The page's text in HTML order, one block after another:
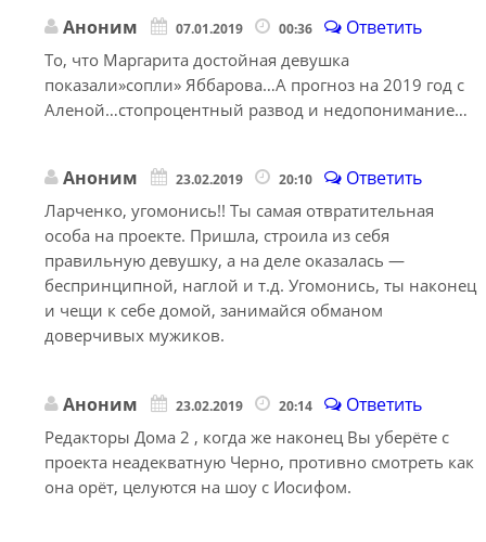
Аноним 07.01.2019 00:36 Ответить
То, что Маргарита достойная девушка
показали»сопли» Яббарова…А прогноз на 2019 год с
Аленой…стопроцентный развод и недопонимание…
Аноним 23.02.2019 20:10 Ответить
Ларченко, угомонись!! Ты самая отвратительная
особа на проекте. Пришла, строила из себя
правильную девушку, а на деле оказалась —
беспринципной, наглой и т.д. Угомонись, ты наконец
и чещи к себе домой, занимайся обманом
доверчивых мужиков.
Аноним 23.02.2019 20:14 Ответить
Редакторы Дома 2 , когда же наконец Вы уберёте с
проекта неадекватную Черно, противно смотреть как
она орёт, целуются на шоу с Иосифом.